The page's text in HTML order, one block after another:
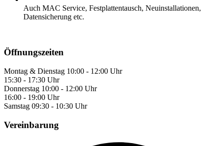
Auch MAC Service, Festplattentausch, Neuinstallationen,
Datensicherung etc.
Öffnungszeiten
Montag & Dienstag 10:00 - 12:00 Uhr
15:30 - 17:30 Uhr
Donnerstag 10:00 - 12:00 Uhr
16:00 - 19:00 Uhr
Samstag 09:30 - 10:30 Uhr
Vereinbarung